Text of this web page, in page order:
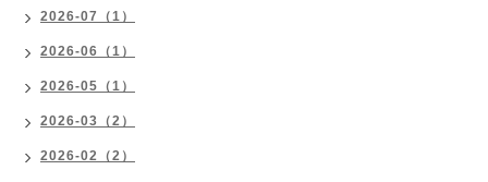
2026-07（1）
2026-06（1）
2026-05（1）
2026-03（2）
2026-02（2）